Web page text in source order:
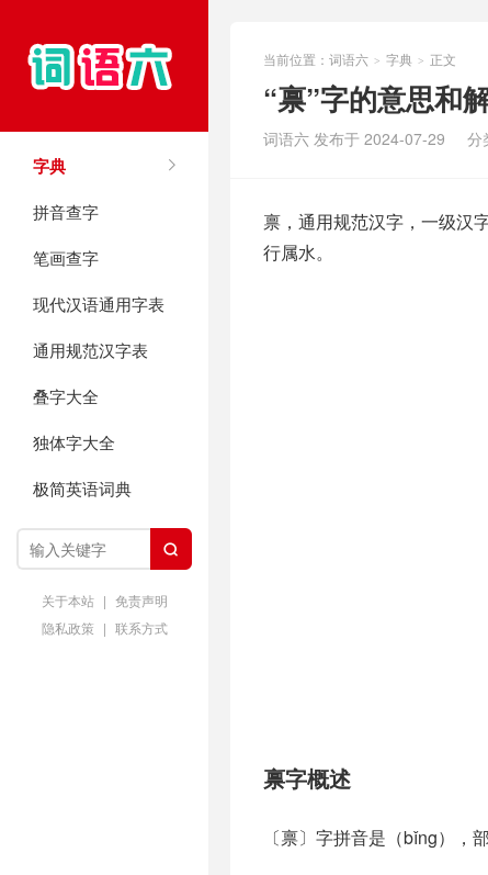
字典
拼音查字
笔画查字
现代汉语通用字表
通用规范汉字表
叠字大全
独体字大全
极简英语词典

关于本站 | 免责声明
隐私政策 | 联系方式
当前位置： 词语六 > 字典 > 正文
“禀”字的意思和
词语六 发布于 2024-07-29 分
禀，通用规范汉字，一级汉
行属水。
禀字概述
〔禀〕字拼音是（bǐng），